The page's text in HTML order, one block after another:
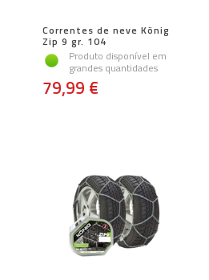
Correntes de neve König
Zip 9 gr. 104
Produto disponível em
grandes quantidades
79,99 €